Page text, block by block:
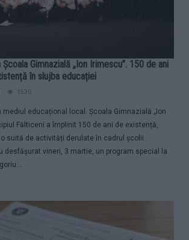
Gimnazială „Ion Irimescu”. 150 de ani
în slujba educației
1530
mediul educațional local. Școala Gimnazială „Ion
Fălticeni a împlinit 150 de ani de existență,
suită de activități derulate în cadrul școlii.
desfășurat vineri, 3 martie, un program special la